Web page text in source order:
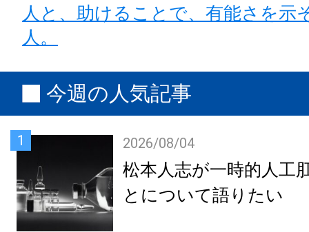
人と、助けることで、有能さを示
人。
今週の人気記事
1 2026/08/04
松本人志が一時的人工
とについて語りたい